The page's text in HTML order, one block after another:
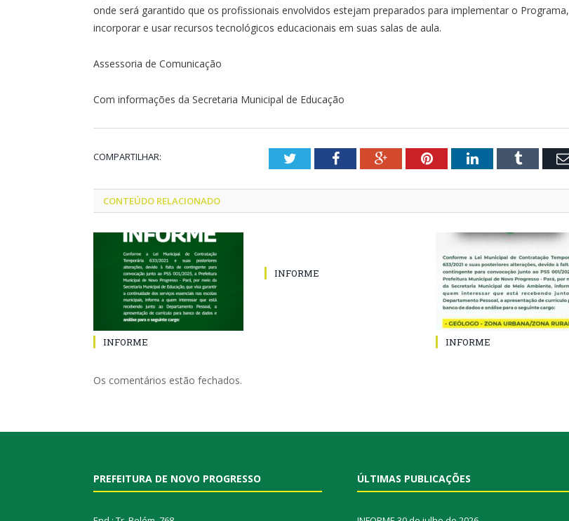
onde será garantido que os profissionais envolvidos estejam preparados para implementar o Programa,
incorporar e usar recursos tecnológicos educacionais em suas salas de aula.
Assessoria de Comunicação
Com informações da Secretaria Municipal de Educação
COMPARTILHAR: TwitterFacebookGoogle+PinterestLinkedInTumblr
CONTEÚDO RELACIONADO
INFORME
INFORME
INFORME
Os comentários estão fechados.
PREFEITURA DE NOVO PROGRESSO ÚLTIMAS PUBLICAÇÕES